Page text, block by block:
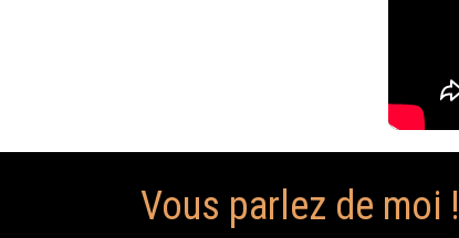
Vous parlez de moi !